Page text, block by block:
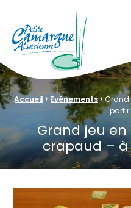
La Petite Camargue
Fil d'Ariane :
Accueil › Evénements›Grand
partir
Grand jeu
crapaud – à